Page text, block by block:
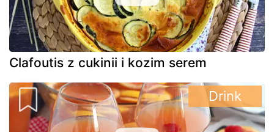
Clafoutis z cukinii i kozim serem
Drink